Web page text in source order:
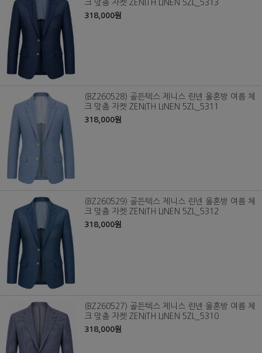
크 맞춤 자켓 ZENITH LINEN 5ZL_5313
318,000원
(BZ260528) 골든텍스 제니스 린넨 울혼방 여름 체
크 맞춤 자켓 ZENITH LINEN 5ZL_5311
318,000원
(BZ260529) 골든텍스 제니스 린넨 울혼방 여름 체
크 맞춤 자켓 ZENITH LINEN 5ZL_5312
318,000원
(BZ260527) 골든텍스 제니스 린넨 울혼방 여름 체
크 맞춤 자켓 ZENITH LINEN 5ZL_5310
318,000원